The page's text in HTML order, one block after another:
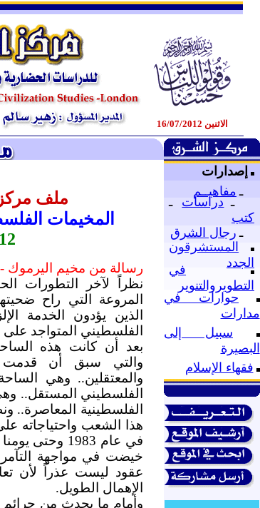
الاثنين 16/07/2012
إصدارات
ـ مفاهيــم
ـ دراسات
ـ
كتب
ـ رجال الشرق
المستشرقون
الجدد
في
التطويروالتنوير
حوارات في
مدارات
سبيل إلى
البصيرة
فقهاء الإسلام
ملف
المخيمات
رسالة من مخيم اليرموك -
نظراً لآخر التطورات
المروعة التي راح
الذين يؤدون الخدمة
الفلسطيني المتواجد
بعد أن كانت هذه
والتي سبق أن قدمت
والمعتقلين.. وهي
الفلسطيني المستقل..
الفلسطينية المعاصرة..
هذا الشعب واحتياجاته
في عام 1983
خيضت في مواجهة التآمر
عقود ليست عذراً لأن
الإهمال الطويل.
وأمام ما يحدث من